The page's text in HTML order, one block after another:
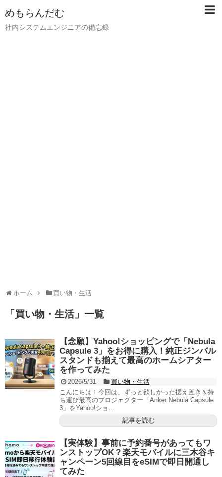
めもらんだむ
社内システムエンジニアの備忘録
ホーム 買い物・生活
「 買い物・生活」 一覧
【念願】Yahoo!ショッピングで「Nebula
Capsule 3」をお得に購入！純正ジンバル
スタンドも揃えて最高のホームシアター
を作ってみた
2026/5/31
買い物・生活
こんにちは！今回は、ずっと欲しかった据え置き＆持
ち運び最高のプロジェクター「Anker Nebula Capsule
3」をYahoo!ショ...
記事を読む
【実体験】事前に予約番号があってもワ
ンストップOK？楽天モバイルに三木谷キ
ャンペーン5回線目をeSIMで即日開通し
てみた